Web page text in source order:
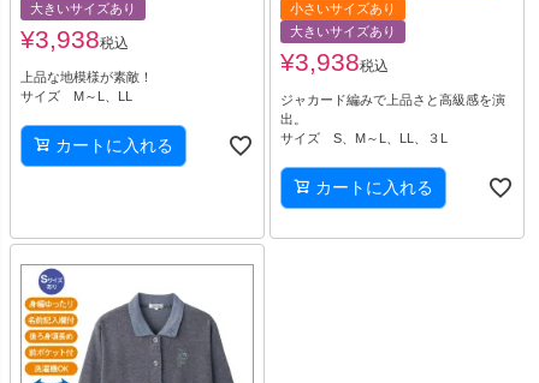
大きいサイズあり
¥3,938税込
上品な地模様が素敵！
サイズ M～L、LL
カートに入れる
小さいサイズあり
大きいサイズあり
¥3,938税込
ジャカード編みで上品さと高級感を演
出。
サイズ S、M～L、LL、３L
カートに入れる